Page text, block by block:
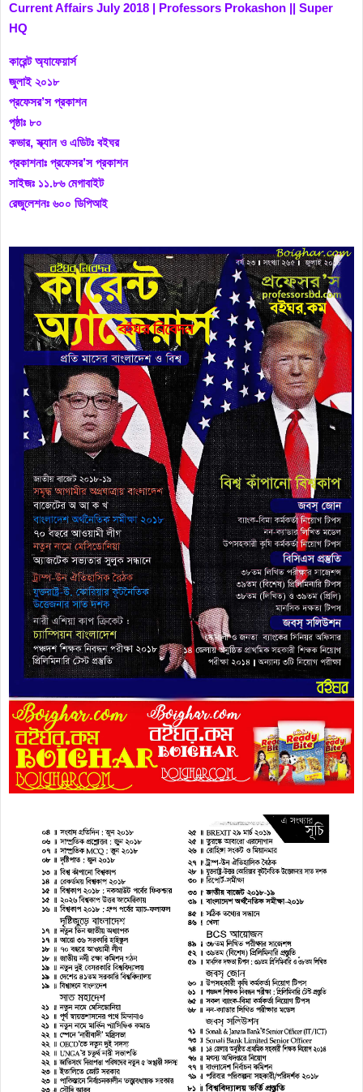
Current Affairs July 2018 | Professors Prokashon || Super
HQ
কারেন্ট অ্যাফেয়ার্স
জুলাই ২০১৮
প্রফেসর’স প্রকাশন
পৃষ্ঠাঃ ৮০
কভার, স্ক্যান ও এডিটঃ বইঘর
প্রকাশনাঃ প্রফেসর’স প্রকাশন
সাইজঃ ১১.৮৬ মেগাবাইট
রেজুলেশনঃ ৬০০ ডিপিআই